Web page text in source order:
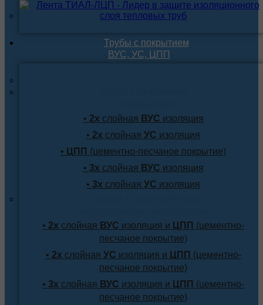
Трубы с покрытием
ВУС, УС, ЦПП
• 2х слойная ВУС изоляция
• 2х слойная УС изоляция
• ЦПП (цементно-песчаное покрытие)
• 3х слойная ВУС изоляция
• 3х слойная УС изоляция
• 2х слойная ВУС изоляция и ЦПП (цементно-
песчаное покрытие)
• 2х слойная УС изоляция и ЦПП (цементно-
песчаное покрытие)
• 3х слойная ВУС изоляция и ЦПП (цементно-
песчаное покрытие)